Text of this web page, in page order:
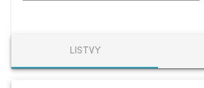
LISTVY